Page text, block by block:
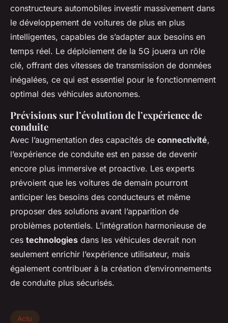
constructeurs automobiles investir massivement dans
le développement de voitures de plus en plus
intelligentes, capables de s’adapter aux besoins en
temps réel. Le déploiement de la 5G jouera un rôle
clé, offrant des vitesses de transmission de données
inégalées, ce qui est essentiel pour le fonctionnement
optimal des véhicules autonomes.
Prévisions sur l’évolution de l’expérience de
conduite
Avec l’augmentation des capacités de connectivité,
l’expérience de conduite est en passe de devenir
encore plus immersive et proactive. Les experts
prévoient que les voitures de demain pourront
anticiper les besoins des conducteurs et même
proposer des solutions avant l’apparition de
problèmes potentiels. L’intégration harmonieuse de
ces technologies dans les véhicules devrait non
seulement enrichir l’expérience utilisateur, mais
également contribuer à la création d’environnements
de conduite plus sécurisés.
Actu